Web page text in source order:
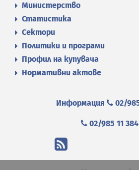
Министерство
Статистика
Сектори
Политики и програми
Профил на купувача
Нормативни актове
Информация 02/
02/985 11 384